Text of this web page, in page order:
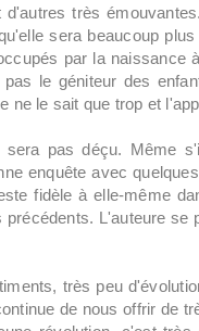
très
sera beaucoup
par la
le géniteur des
ne le sait que trop et
sera pas déçu. Même
enquête avec
fidèle à elle-même
L'auteure
très peu
de nous offrir de